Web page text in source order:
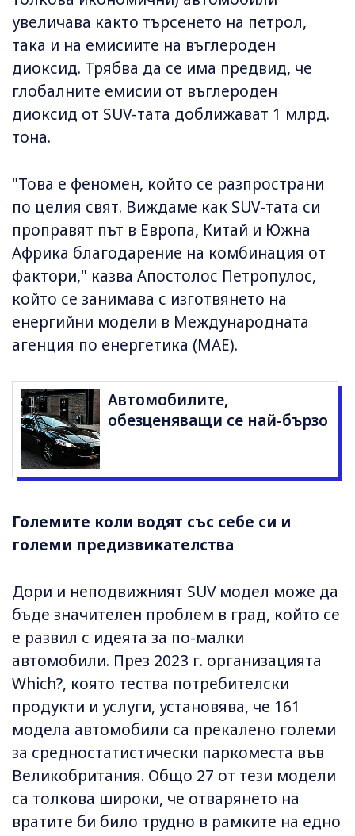
увеличава както търсенето на петрол,
така и на емисиите на въглероден
диоксид. Трябва да се има предвид, че
глобалните емисии от въглероден
диоксид от SUV-тата доближават 1 млрд.
тона.
"Това е феномен, който се разпространи
по целия свят. Виждаме как SUV-тата си
проправят път в Европа, Китай и Южна
Африка благодарение на комбинация от
фактори," казва Апостолос Петропулос,
който се занимава с изготвянето на
енергийни модели в Международната
агенция по енергетика (МАЕ).
Автомобилите,
обезценяващи се най-бързо
Големите коли водят със себе си и
големи предизвикателства
Дори и неподвижният SUV модел може да
бъде значителен проблем в град, който се
е развил с идеята за по-малки
автомобили. През 2023 г. организацията
Which?, която тества потребителски
продукти и услуги, установява, че 161
модела автомобили са прекалено големи
за средностатистически паркоместа във
Великобритания. Общо 27 от тези модели
са толкова широки, че отварянето на
вратите би било трудно в рамките на едно